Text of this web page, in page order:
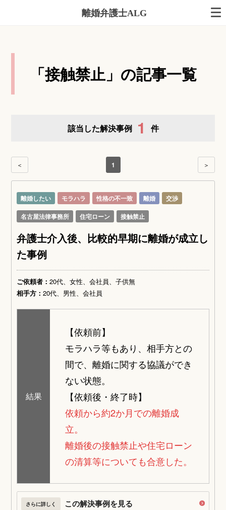
離婚弁護士ALG
「接触禁止」の記事一覧
該当した解決事例 1 件
＜ 1 ＞
離婚したい モラハラ 性格の不一致 離婚
交渉
名古屋法律事務所
住宅ローン 接触禁止
弁護士介入後、比較的早期に離婚が成立し
た事例
ご依頼者：20代、女性、会社員、子供無
相手方：20代、男性、会社員
結果
【依頼前】
モラハラ等もあり、相手方との
間で、離婚に関する協議ができ
ない状態。
【依頼後・終了時】
依頼から約2か月での離婚成
立。
離婚後の接触禁止や住宅ローン
の清算等についても合意した。
さらに詳しく この解決事例を見る